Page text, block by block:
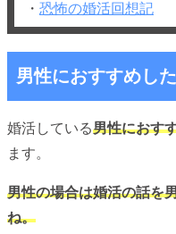
・ 恐怖の婚活回想記
男性におすすめし
婚活している男性におす
ます。
男性の場合は婚活の話を
ね。